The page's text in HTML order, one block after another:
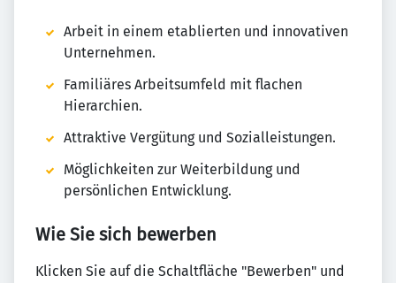
Arbeit in einem etablierten und innovativen
Unternehmen.
Familiäres Arbeitsumfeld mit flachen
Hierarchien.
Attraktive Vergütung und Sozialleistungen.
Möglichkeiten zur Weiterbildung und
persönlichen Entwicklung.
Wie Sie sich bewerben
Klicken Sie auf die Schaltfläche "Bewerben" und